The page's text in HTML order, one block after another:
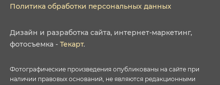
Политика обработки персональных данных
Дизайн и разработка сайта, интернет-маркетинг,
фотосъемка - Текарт.
Фотографические произведения опубликованы на сайте при
наличии правовых оснований, не являются редакционными